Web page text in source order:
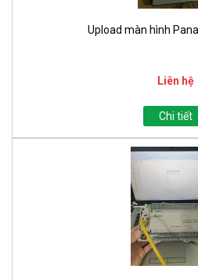
Upload màn hình
Liên hệ
Chi tiết